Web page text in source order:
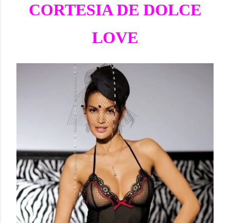
CORTESIA DE DOLCE
LOVE